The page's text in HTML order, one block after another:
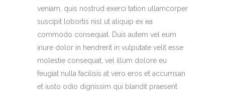
veniam, quis nostrud exerci tation ullamcorper
suscipit lobortis nisl ut aliquip ex ea
commodo consequat. Duis autem vel eum
iriure dolor in hendrerit in vulputate velit esse
molestie consequat, vel illum dolore eu
feugiat nulla facilisis at vero eros et accumsan
et iusto odio dignissim qui blandit praesent